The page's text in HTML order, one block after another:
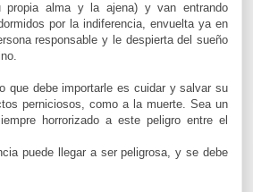
propia alma y la ajena) y van entrando
por la indiferencia, envuelta ya en
responsable y le despierta del sueño
que debe importarle es cuidar y salvar su
perniciosos, como a la muerte. Sea un
horrorizado a este peligro entre el
puede llegar a ser peligrosa, y se debe